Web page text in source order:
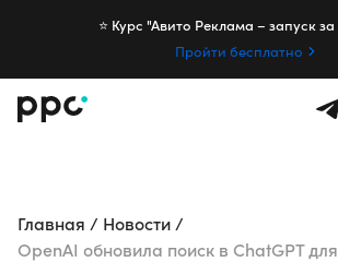
⭐️ Курс "Авито Реклама – запуск за
Пройти бесплатно
Главная
Новости
OpenAI обновила поиск в ChatGPT